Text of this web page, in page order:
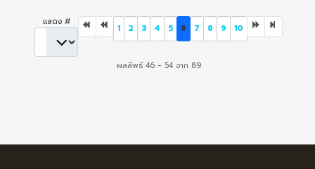
แสดง #
1 2 3 4 5 6 7 8 9 10
ผลลัพธ์ 46 - 54 จาก 89